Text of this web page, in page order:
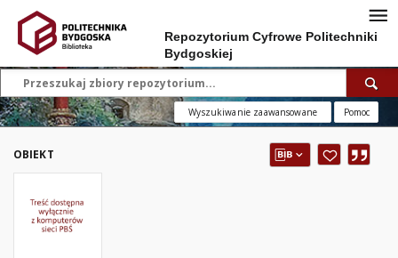
Repozytorium Cyfrowe Politechniki
Bydgoskiej
Wyszukiwanie zaawansowane Pomoc
OBIEKT